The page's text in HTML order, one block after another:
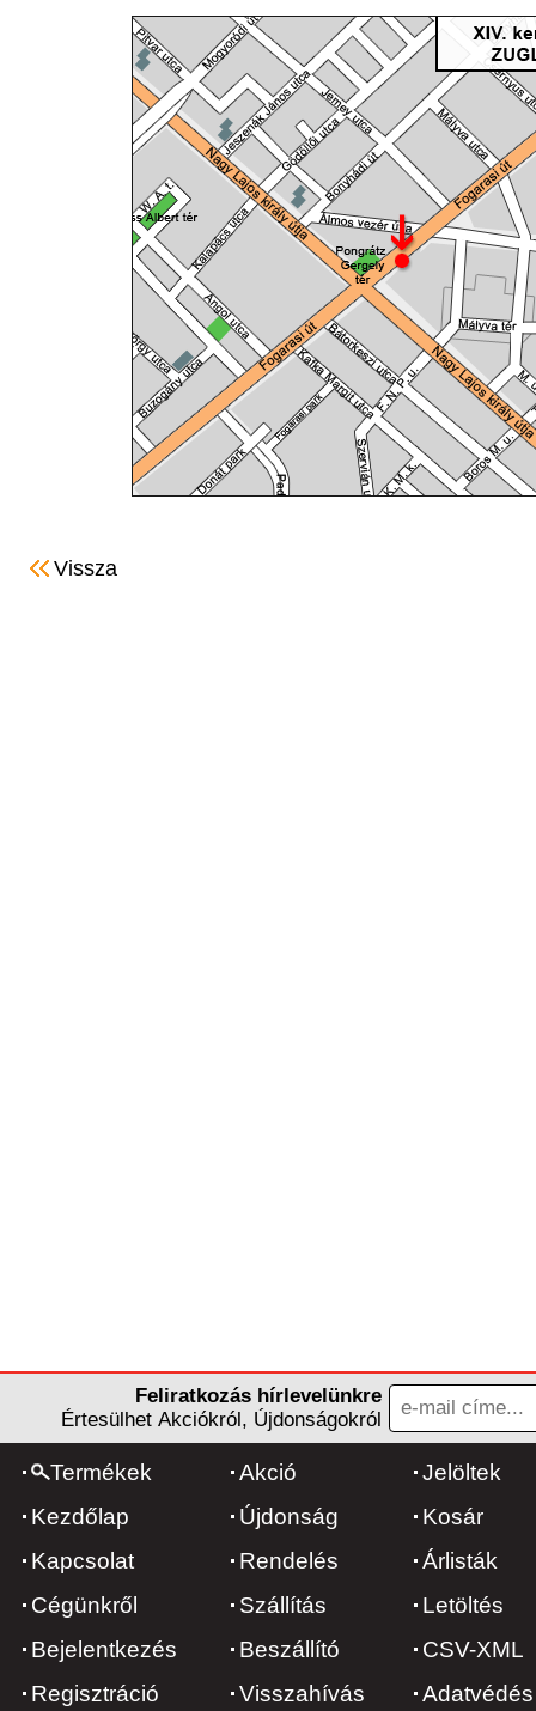
Vissza
Feliratkozás hírlevelünkre
Értesülhet Akciókról, Újdonságokról
Termékek
Kezdőlap
Kapcsolat
Cégünkről
Bejelentkezés
Regisztráció
Akció
Újdonság
Rendelés
Szállítás
Beszállító
Visszahívás
Jelöltek
Kosár
Árlisták
Letöltés
CSV-XML
Adatvédés